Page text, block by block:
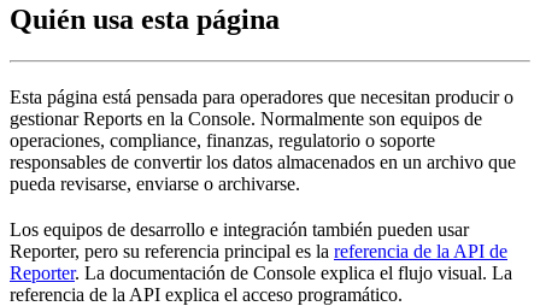
Quién usa esta página
Esta página está pensada para operadores que necesitan producir o
gestionar Reports en la Console. Normalmente son equipos de
operaciones, compliance, finanzas, regulatorio o soporte
responsables de convertir los datos almacenados en un archivo que
pueda revisarse, enviarse o archivarse.
Los equipos de desarrollo e integración también pueden usar
Reporter, pero su referencia principal es la referencia de la API de
Reporter. La documentación de Console explica el flujo visual. La
referencia de la API explica el acceso programático.